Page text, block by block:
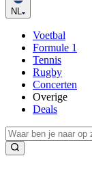
NL
Voetbal
Formule 1
Tennis
Rugby
Concerten
Overige
Deals